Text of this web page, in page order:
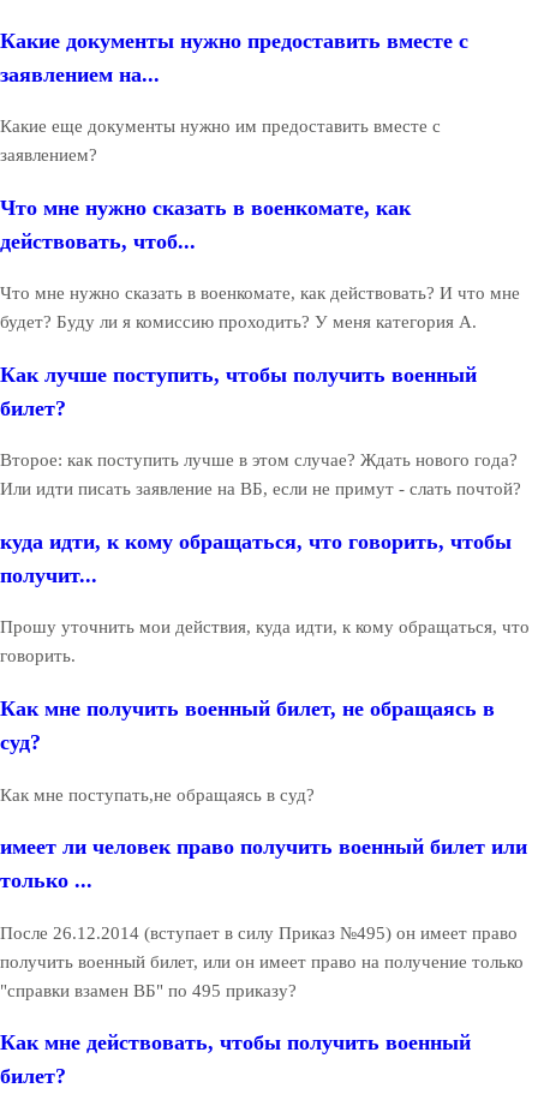
Какие документы нужно предоставить вместе с
заявлением на...
Какие еще документы нужно им предоставить вместе с
заявлением?
Что мне нужно сказать в военкомате, как
действовать, чтоб...
Что мне нужно сказать в военкомате, как действовать? И что мне
будет? Буду ли я комиссию проходить? У меня категория А.
Как лучше поступить, чтобы получить военный
билет?
Второе: как поступить лучше в этом случае? Ждать нового года?
Или идти писать заявление на ВБ, если не примут - слать почтой?
куда идти, к кому обращаться, что говорить, чтобы
получит...
Прошу уточнить мои действия, куда идти, к кому обращаться, что
говорить.
Как мне получить военный билет, не обращаясь в
суд?
Как мне поступать,не обращаясь в суд?
имеет ли человек право получить военный билет или
только ...
После 26.12.2014 (вступает в силу Приказ №495) он имеет право
получить военный билет, или он имеет право на получение только
"справки взамен ВБ" по 495 приказу?
Как мне действовать, чтобы получить военный
билет?